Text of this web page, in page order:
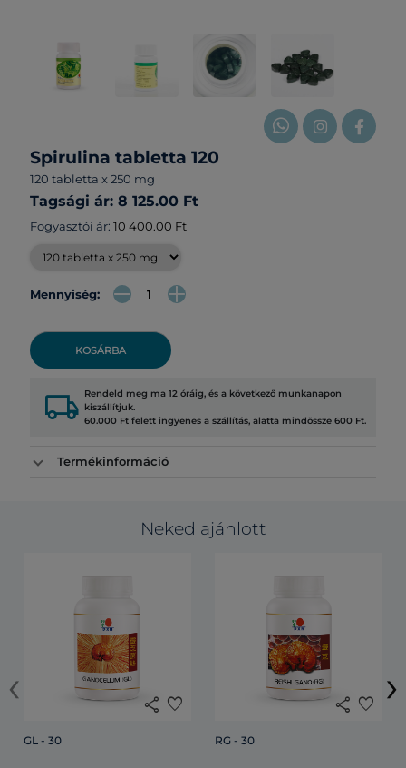
Spirulina tabletta 120
120 tabletta x 250 mg
Tagsági ár: 8 125.00 Ft
Fogyasztói ár: 10 400.00 Ft
Mennyiség:
KOSÁRBA
local_shipping Rendeld meg ma 12 óráig, és a következő munkanapon
kiszállítjuk.
60.000 Ft felett ingyenes a szállítás, alatta mindössze 600 Ft.
Termékinformáció
Neked ajánlott
share favorite
GL - 30
share favorite
RG - 30
‹ ›